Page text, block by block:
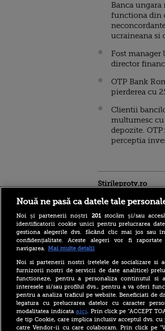
Banca
functiona din
ucraineana si
Fost manager
director
OTP Bank
pierderea cu
Clientii
multumesc
depozite.
perceptia
Stirileprotv.ro
Bacteria care
țesuturile a provocat
moartea a cinci
acest an, anunță
Bolojan, înaintea
de țară Moody’s: Am
cinstiți cu românii,
muncit din greu.
PSD-AUR ”minează”
Nouă ne pasă ca datele tale
Noi și partenerii noștri 201stocăm și/sau
identificatorii cookie unici pentru prelucrarea
gestiona alegerile dvs. făcând clic mai jos sau
confidențialitate. Aceste alegeri vor fi
navigarea. Mai multe detalii
Noi si partenerii nostri (retelele de socializare si
furnizorii nostri de servicii de date analitice)
functioneze, pentru a personaliza continutul si
interesele si/sau profilul dvs., pentru a va oferi
pentru a analiza traficul pe website. Beneficiati de
legatura cu prelucrarea datelor cu caracter
modalitatea indicata aici. Prin click pe “ACCEPT
de tip Cookie, care implica inclusiv acceptul dvs.
catre Vendor-ii cu care colaboram. Prin click pe